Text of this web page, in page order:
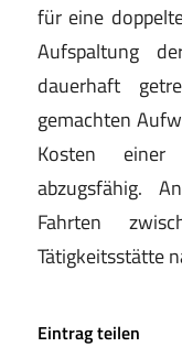
für eine
Aufspaltung
dauerhaft
gemachten
Kosten einer
abzugsfähig.
Fahrten
Tätigkeitsstätte
Eintrag teilen